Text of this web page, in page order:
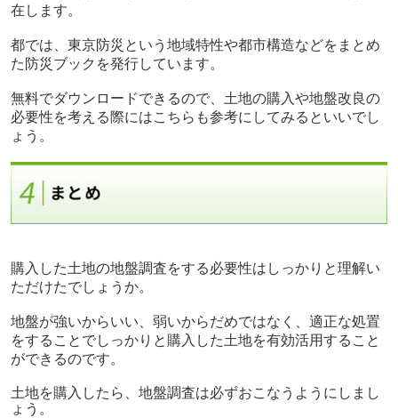
在します。
都では、東京防災という地域特性や都市構造などをまとめ
た防災ブックを発行しています。
無料でダウンロードできるので、土地の購入や地盤改良の
必要性を考える際にはこちらも参考にしてみるといいでし
ょう。
購入した土地の地盤調査をする必要性はしっかりと理解い
ただけたでしょうか。
地盤が強いからいい、弱いからだめではなく、適正な処置
をすることでしっかりと購入した土地を有効活用すること
ができるのです。
土地を購入したら、地盤調査は必ずおこなうようにしまし
ょう。